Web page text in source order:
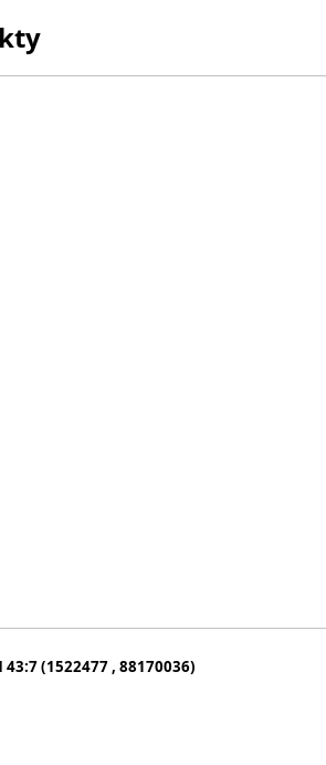
43:7 (1522477 , 88170036)